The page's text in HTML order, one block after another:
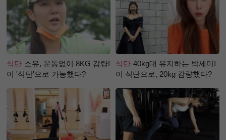
식단 소유, 운동없이 8KG 감량!
이 '식단'으로 가능했다?
식단 40kg대 유지하는 박세미!
이 식단으로, 20kg 감량했다?